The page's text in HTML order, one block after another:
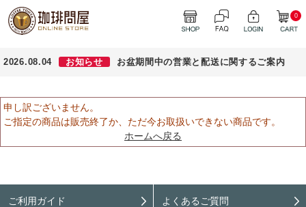
0
2026.08.04 お知らせ お盆期間中の営業と配送に関するご案内
申し訳ございません。
ご指定の商品は販売終了か、ただ今お取扱いできない商品です。
ホームへ戻る
ご利用ガイド よくあるご質問